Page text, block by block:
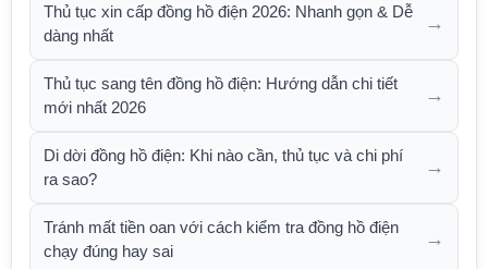
Thủ tục xin cấp đồng hồ điện 2026: Nhanh gọn & Dễ
dàng nhất
→
Thủ tục sang tên đồng hồ điện: Hướng dẫn chi tiết
mới nhất 2026
→
Di dời đồng hồ điện: Khi nào cần, thủ tục và chi phí
ra sao?
→
Tránh mất tiền oan với cách kiểm tra đồng hồ điện
chạy đúng hay sai
→